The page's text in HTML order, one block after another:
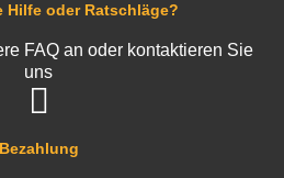
Bezahlung
Hilfe oder Ratschläge?
FAQ an oder kontaktieren Sie
uns